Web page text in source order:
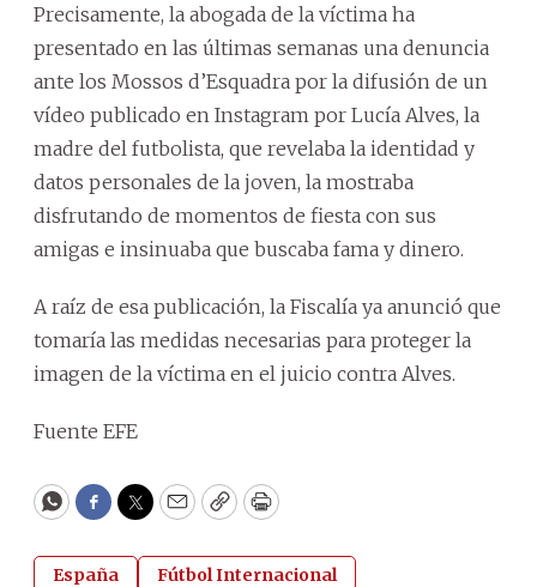
Precisamente, la abogada de la víctima ha
presentado en las últimas semanas una denuncia
ante los Mossos d’Esquadra por la difusión de un
vídeo publicado en Instagram por Lucía Alves, la
madre del futbolista, que revelaba la identidad y
datos personales de la joven, la mostraba
disfrutando de momentos de fiesta con sus
amigas e insinuaba que buscaba fama y dinero.
A raíz de esa publicación, la Fiscalía ya anunció que
tomaría las medidas necesarias para proteger la
imagen de la víctima en el juicio contra Alves.
Fuente EFE
WhatsApp
Facebook
Twitter
EmailCopyPrint
España Fútbol Internacional